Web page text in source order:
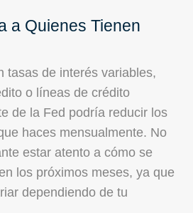
a Quienes Tienen
tasas de interés variables,
o líneas de crédito
de la Fed podría reducir los
haces mensualmente. No
estar atento a cómo se
los próximos meses, ya que
dependiendo de tu